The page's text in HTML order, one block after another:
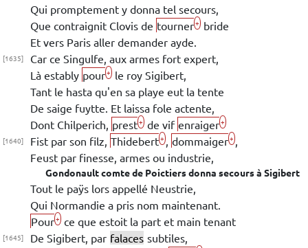
Qui promptement y donna tel secours,
Que contraignit Clovis de tourner+ bride
Et vers Paris aller demander ayde.
[1635] Car ce Singulfe , aux armes fort expert,
Là estably pour+ le roy Sigibert
Tant le hasta qu'en sa playe eut la tente
De saige fuytte. Et laissa fole actente,
Dont Chilperich prest+ de vif enraiger+
[1640]
Fist par son filz, Thidebert+ dommaiger+
Feust par finesse, armes ou industrie,
Gondonaultcomte de Poictiers donna secours à Sigibert
Tout le paÿs lors appellé Neustrie
Qui Normandie a pris nom maintenant.
Pour+ ce que estoit la part et main tenant
[1645] De Sigibert , par falaces subtiles,